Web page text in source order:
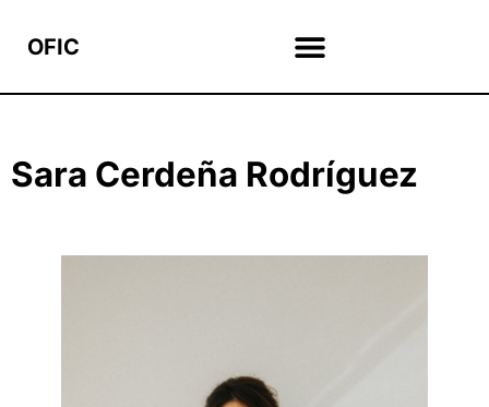
OFIC
Sara Cerdeña Rodríguez